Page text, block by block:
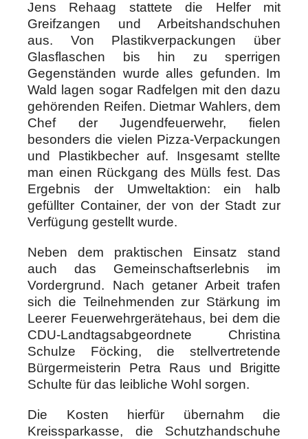
Jens Rehaag stattete die Helfer mit
Greifzangen und Arbeitshandschuhen
aus. Von Plastikverpackungen über
Glasflaschen bis hin zu sperrigen
Gegenständen wurde alles gefunden. Im
Wald lagen sogar Radfelgen mit den dazu
gehörenden Reifen. Dietmar Wahlers, dem
Chef der Jugendfeuerwehr, fielen
besonders die vielen Pizza-Verpackungen
und Plastikbecher auf. Insgesamt stellte
man einen Rückgang des Mülls fest. Das
Ergebnis der Umweltaktion: ein halb
gefüllter Container, der von der Stadt zur
Verfügung gestellt wurde.
Neben dem praktischen Einsatz stand
auch das Gemeinschaftserlebnis im
Vordergrund. Nach getaner Arbeit trafen
sich die Teilnehmenden zur Stärkung im
Leerer Feuerwehrgerätehaus, bei dem die
CDU-Landtagsabgeordnete Christina
Schulze Föcking, die stellvertretende
Bürgermeisterin Petra Raus und Brigitte
Schulte für das leibliche Wohl sorgen.
Die Kosten hierfür übernahm die
Kreissparkasse, die Schutzhandschuhe